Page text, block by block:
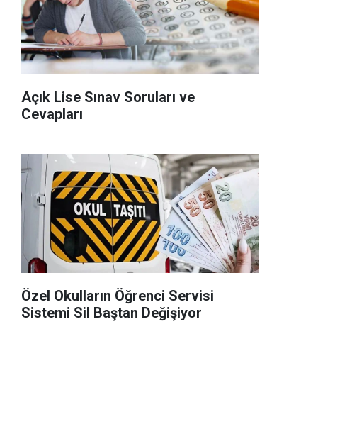
Açık Lise Sınav Soruları ve
Cevapları
Özel Okulların Öğrenci Servisi
Sistemi Sil Baştan Değişiyor